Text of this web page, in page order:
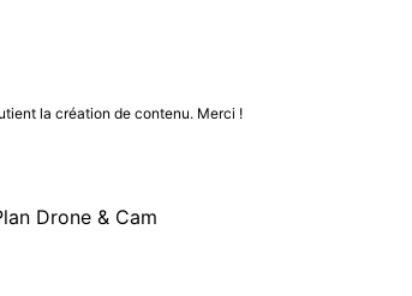
la création de contenu. Merci !
Drone & Cam